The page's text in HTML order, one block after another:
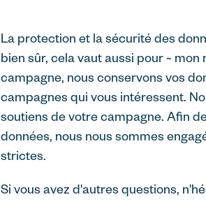
La protection et la sécurité des
bien sûr, cela vaut aussi pour ~
campagne, nous conservons vos
campagnes qui vous intéressent.
soutiens de votre campagne. Afin
données, nous nous sommes
strictes.
Si vous avez d'autres questions,